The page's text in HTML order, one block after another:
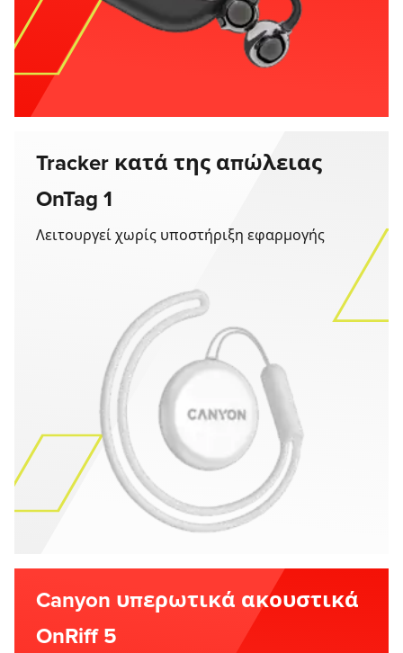
Tracker κατά της απώλειας
OnTag 1
Λειτουργεί χωρίς υποστήριξη εφαρμογής
Canyon υπερωτικά ακουστικά
OnRiff 5